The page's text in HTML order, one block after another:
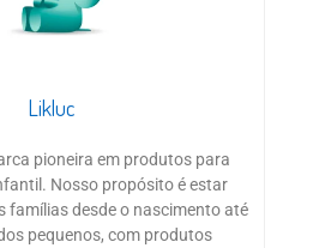
Likluc
pioneira em produtos para
Nosso propósito é estar
famílias desde o nascimento até
pequenos, com produtos